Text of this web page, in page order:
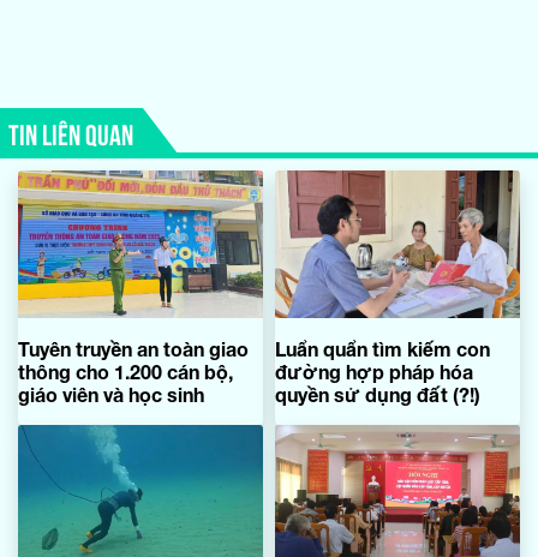
TIN LIÊN QUAN
Tuyên truyền an toàn giao
thông cho 1.200 cán bộ,
giáo viên và học sinh
Luẩn quẩn tìm kiếm con
đường hợp pháp hóa
quyền sử dụng đất (?!)